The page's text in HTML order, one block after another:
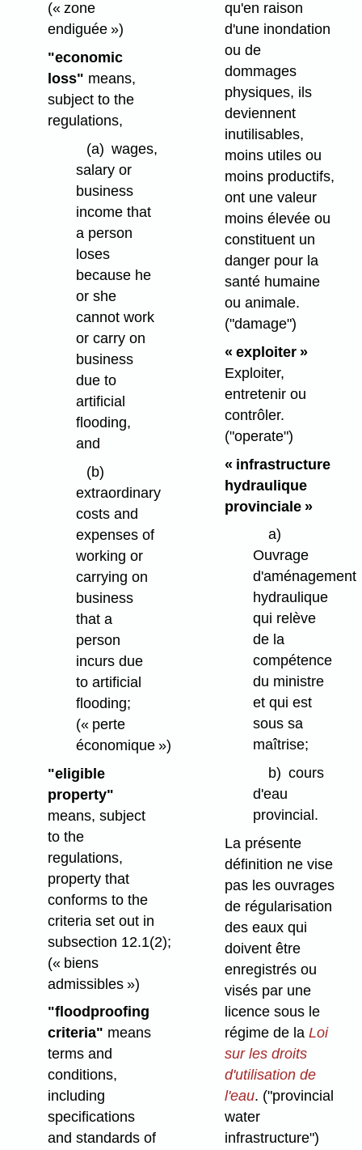
(« zone
endiguée »)
"economic
loss" means,
subject to the
regulations,
(a) wages,
salary or
business
income that
a person
loses
because he
or she
cannot work
or carry on
business
due to
artificial
flooding,
and
(b)
extraordinary
costs and
expenses of
working or
carrying on
business
that a
person
incurs due
to artificial
flooding;
(« perte
économique »)
"eligible
property"
means, subject
to the
regulations,
property that
conforms to the
criteria set out in
subsection 12.1(2);
(« biens
admissibles »)
"floodproofing
criteria" means
terms and
conditions,
including
specifications
and standards of
qu'en raison
d'une inondation
ou de
dommages
physiques, ils
deviennent
inutilisables,
moins utiles ou
moins productifs,
ont une valeur
moins élevée ou
constituent un
danger pour la
santé humaine
ou animale.
("damage")
« exploiter »
Exploiter,
entretenir ou
contrôler.
("operate")
« infrastructure
hydraulique
provinciale »
a)
Ouvrage
d'aménagement
hydraulique
qui relève
de la
compétence
du ministre
et qui est
sous sa
maîtrise;
b) cours
d'eau
provincial.
La présente
définition ne vise
pas les ouvrages
de régularisation
des eaux qui
doivent être
enregistrés ou
visés par une
licence sous le
régime de la Loi
sur les droits
d'utilisation de
l'eau. ("provincial
water
infrastructure")